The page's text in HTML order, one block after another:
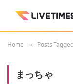
Home » Posts
まっちゃ